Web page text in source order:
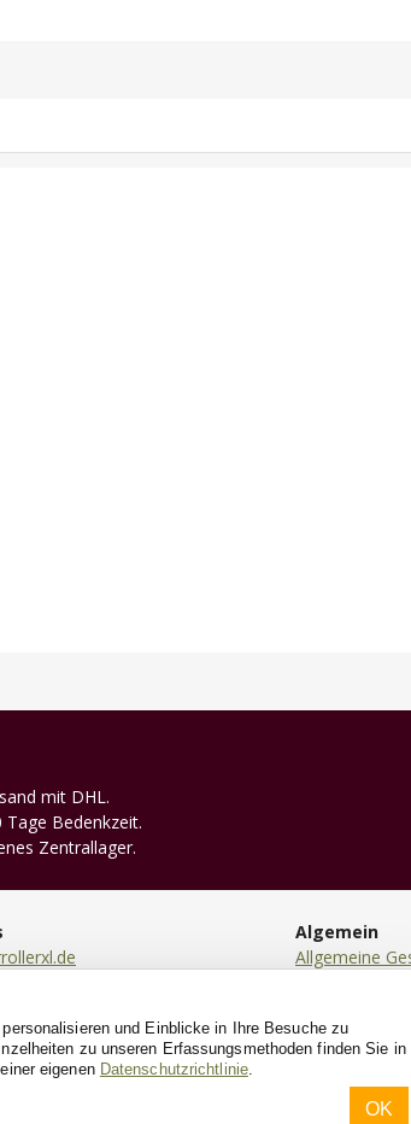
mit DHL.
Tage Bedenkzeit.
Zentrallager.
Algemein
Allgemeine
Cookies
und Einblicke in Ihre Besuche zu
zu unseren Erfassungsmethoden finden Sie in
eigenen Datenschutzrichtlinie.
OK